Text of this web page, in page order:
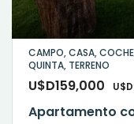
CAMPO, CASA,
QUINTA, TERRENO
U$D159,000
Apartamento